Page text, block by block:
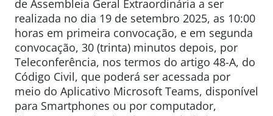
de Assembleia Geral Extraordinária a ser
realizada no dia 19 de setembro 2025, as 10:00
horas em primeira convocação, e em segunda
convocação, 30 (trinta) minutos depois, por
Teleconferência, nos termos do artigo 48-A, do
Código Civil, que poderá ser acessada por
meio do Aplicativo Microsoft Teams, disponível
para Smartphones ou por computador,